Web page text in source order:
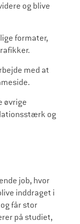
og blive
formater,
med at
øvrige
og
job, hvor
inddraget i
får stor
på studiet,